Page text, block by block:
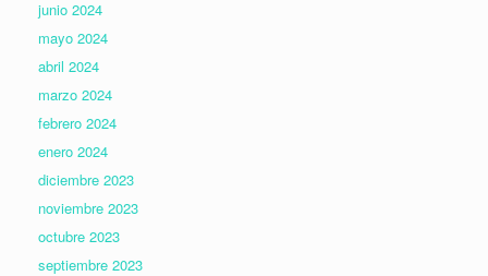
junio 2024
mayo 2024
abril 2024
marzo 2024
febrero 2024
enero 2024
diciembre 2023
noviembre 2023
octubre 2023
septiembre 2023